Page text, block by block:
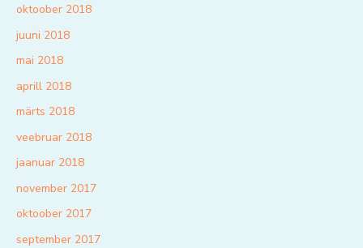
oktoober 2018
juuni 2018
mai 2018
aprill 2018
märts 2018
veebruar 2018
jaanuar 2018
november 2017
oktoober 2017
september 2017